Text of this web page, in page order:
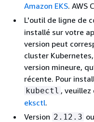
Amazon EKS. AWS
L'outil de ligne de
installé sur votre
version peut
cluster
version mineure,
récente. Pour
kubectl ,
eksctl.
Version 2.12.3